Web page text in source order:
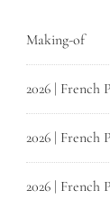
Making-of
2026 | French
2026 | French
2026 | French